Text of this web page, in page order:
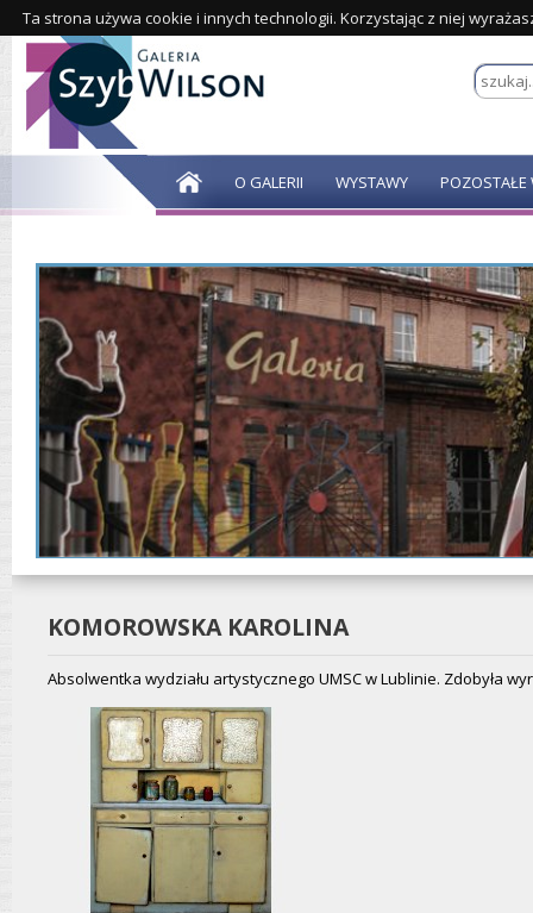
Ta strona używa cookie i innych technologii. Korzystając z niej
O GALERII WYSTAWY POZOSTAŁE
KOMOROWSKA KAROLINA
Absolwentka wydziału artystycznego UMSC w Lublinie. Zdobyła